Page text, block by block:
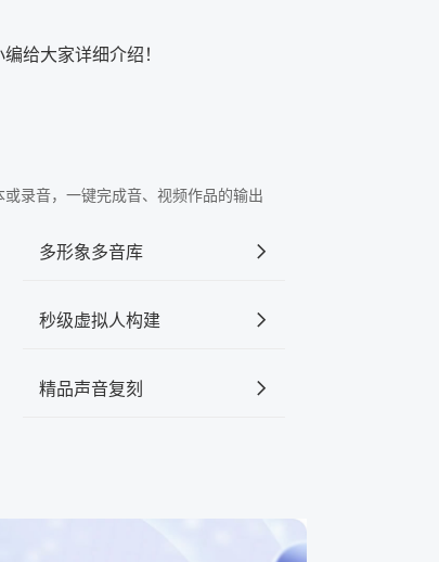
给大家详细介绍！
录音，一键完成音、视频作品的输出
多形象多音库
秒级虚拟人构建
精品声音复刻